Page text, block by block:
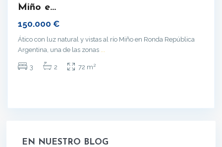
Miño e...
150.000 €
Ático con luz natural y vistas al río Miño en Ronda República
Argentina, una de las zonas
3 2 72 m2
EN NUESTRO BLOG